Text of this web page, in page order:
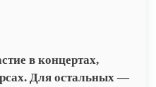
в концертах,
Для остальных —